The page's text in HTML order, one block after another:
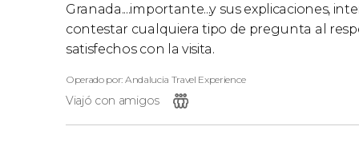
Granada....importante...y sus explicaciones,
contestar cualquiera tipo de pregunta al
satisfechos con la visita.
Operado por: Andalucia Travel Experience
Viajó con amigos